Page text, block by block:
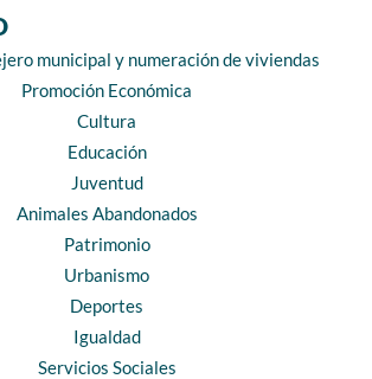
municipal y numeración de viviendas
Promoción Económica
Cultura
Educación
Juventud
Animales Abandonados
Patrimonio
Urbanismo
Deportes
Igualdad
Servicios Sociales